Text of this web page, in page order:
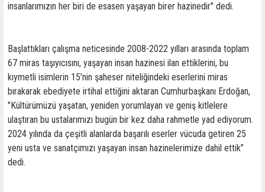
insanlarımızın her biri de esasen yaşayan birer hazinedir" dedi.
Başlattıkları çalışma neticesinde 2008-2022 yılları arasında toplam
67 miras taşıyıcısını, yaşayan insan hazinesi ilan ettiklerini, bu
kıymetli isimlerin 15’nin şaheser niteliğindeki eserlerini miras
bırakarak ebediyete irtihal ettiğini aktaran Cumhurbaşkanı Erdoğan,
"Kültürümüzü yaşatan, yeniden yorumlayan ve geniş kitlelere
ulaştıran bu ustalarımızı bugün bir kez daha rahmetle yad ediyorum.
2024 yılında da çeşitli alanlarda başarılı eserler vücuda getiren 25
yeni usta ve sanatçımızı yaşayan insan hazinelerimize dahil ettik”
dedi.